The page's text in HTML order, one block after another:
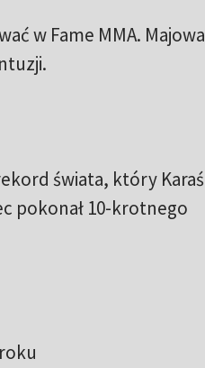
w Fame MMA. Majowa
świata, który Karaś
pokonał 10-krotnego